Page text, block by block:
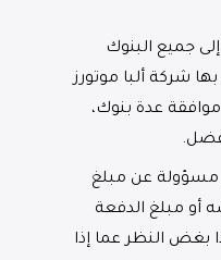
جميع البنوك
شركة ألبا موتورز
عدة بنوك،
مسؤولة عن مبلغ
أو مبلغ الدفعة
بغض النظر عما إذا